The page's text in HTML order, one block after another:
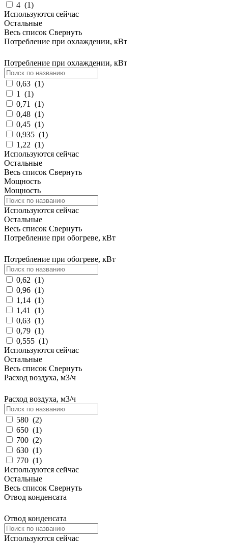
4 (1)
Используются сейчас
Остальные
Весь список Свернуть
Потребление при охлаждении, кВт
Потребление при охлаждении, кВт
0,63 (1)
1
(1)
0,71
(1)
0,48 (1)
0,45 (1)
0,935 (1)
1,22 (1)
Используются сейчас
Остальные
Весь список Свернуть
Мощность
Мощность
Используются сейчас
Остальные
Весь список Свернуть
Потребление при обогреве, кВт
Потребление при обогреве, кВт
0,62 (1)
0,96 (1)
1,14 (1)
1,41
(1)
0,63 (1)
0,79 (1)
0,555 (1)
Используются сейчас
Остальные
Весь список Свернуть
Расход воздуха, м3/ч
Расход воздуха, м3/ч
580 (2)
650 (1)
700 (2)
630 (1)
770 (1)
Используются сейчас
Остальные
Весь список Свернуть
Отвод конденсата
Отвод конденсата
Используются сейчас